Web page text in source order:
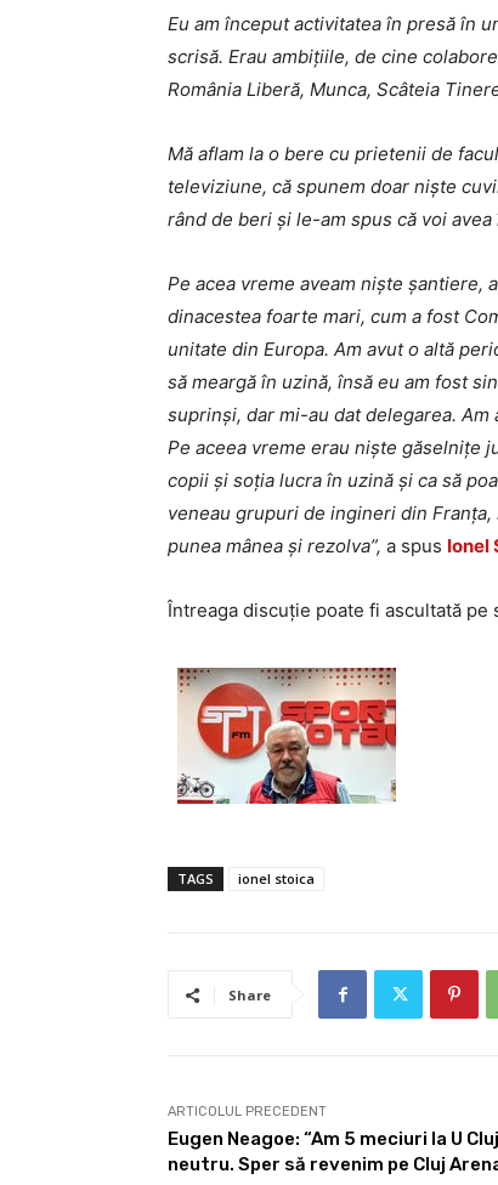
Eu am început activitatea în presă în
scrisă. Erau ambițiile, de cine
România Liberă, Munca, Scâteia
Mă aflam la o bere cu prietenii de
televiziune, că spunem doar niște
rând de beri și le-am spus că voi
Pe acea vreme aveam niște
dinacestea foarte mari, cum a fost
unitate din Europa. Am avut o altă
să meargă în uzină, însă eu am fost
suprinși, dar mi-au dat delegarea. Am
Pe aceea vreme erau niște găselnițe
copii și soția lucra în uzină și ca să
veneau grupuri de ingineri din
punea mânea și rezolva”, a spus Ionel
Întreaga discuție poate fi ascultată
TAGS ionel stoica
Share
ARTICOLUL PRECEDENT
Eugen Neagoe: “Am 5 meciuri la U
neutru. Sper să revenim pe Cluj